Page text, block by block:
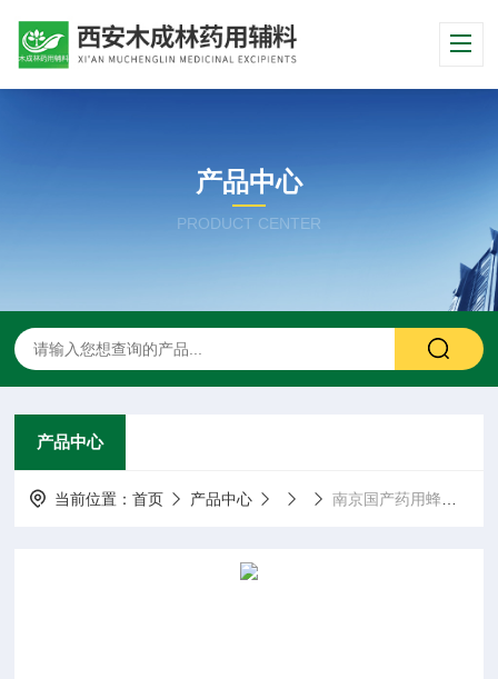
产品中心
PRODUCT CENTER
产品中心
当前位置：首页 产品中心 南京国产药用蜂蜜可试样